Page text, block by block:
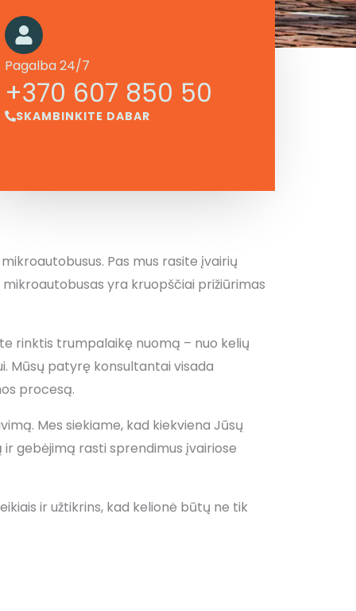
Pagalba 24/7
+370 607 850 50
SKAMBINKITE DABAR
Pas mus rasite įvairių
yra kruopščiai prižiūrimas
rinktis trumpalaikę nuomą – nuo kelių
Mūsų patyrę konsultantai visada
procesą.
Mes siekiame, kad kiekviena Jūsų
gebėjimą rasti sprendimus įvairiose
ir užtikrins, kad kelionė būtų ne tik